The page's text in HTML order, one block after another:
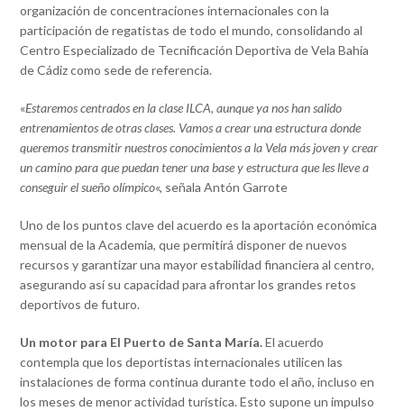
organización de concentraciones internacionales con la
participación de regatistas de todo el mundo, consolidando al
Centro Especializado de Tecnificación Deportiva de Vela Bahía
de Cádiz como sede de referencia.
«Estaremos centrados en la clase ILCA, aunque ya nos han salido
entrenamientos de otras clases. Vamos a crear una estructura donde
queremos transmitir nuestros conocimientos a la Vela más joven y crear
un camino para que puedan tener una base y estructura que les lleve a
conseguir el sueño olímpico«, señala Antón Garrote
Uno de los puntos clave del acuerdo es la aportación económica
mensual de la Academia, que permitirá disponer de nuevos
recursos y garantizar una mayor estabilidad financiera al centro,
asegurando así su capacidad para afrontar los grandes retos
deportivos de futuro.
Un motor para El Puerto de Santa María.El acuerdo
contempla que los deportistas internacionales utilicen las
instalaciones de forma continua durante todo el año, incluso en
los meses de menor actividad turística. Esto supone un impulso